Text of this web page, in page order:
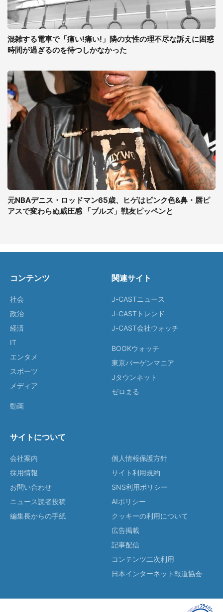
混雑する電車で「痛い!痛い!」隣の女性の理不尽な訴えに困惑
時間が過ぎるのを待つしかなかった
元NBAデニス・ロッドマン65歳、ヒゲはピンク色&鼻・唇ピ
アスで変わらぬ威圧感 「ブルズ」戦友ピッペンと
コンテンツ
社会
政治
経済
IT
エンタメ
スポーツ
メディア
動画
関連サイト
J-CASTニュース
J-CASTトレンド
J-CAST会社ウォッチ
BOOKウォッチ
東京バーゲンマニア
Jタウンネット
ゼロまる
サイトについて
会社案内
採用情報
お問い合わせ
ニュース読者投稿
編集長からの手紙
個人情報保護方針
サイト利用規約
SNS利用ポリシー
AIポリシー
クッキーの利用について
広告掲載
記事配信
コンテンツ二次利用
日本インターネット報道協会